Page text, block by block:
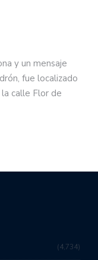
y un mensaje
fue localizado
calle Flor de
4,734